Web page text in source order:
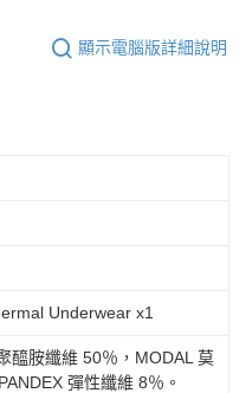
顯示電腦版詳細說明
Underwear x1
醯胺纖維 50％，MODAL 莫
彈性纖維 8％。